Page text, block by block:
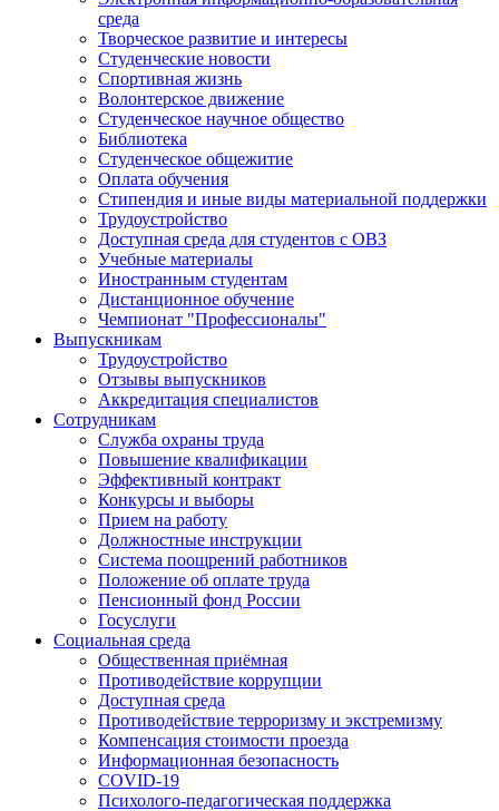
среда
Творческое развитие и интересы
Студенческие новости
Спортивная жизнь
Волонтерское движение
Студенческое научное общество
Библиотека
Студенческое общежитие
Оплата обучения
Стипендия и иные виды материальной поддержки
Трудоустройство
Доступная среда для студентов с ОВЗ
Учебные материалы
Иностранным студентам
Дистанционное обучение
Чемпионат "Профессионалы"
Выпускникам
Трудоустройство
Отзывы выпускников
Аккредитация специалистов
Сотрудникам
Служба охраны труда
Повышение квалификации
Эффективный контракт
Конкурсы и выборы
Прием на работу
Должностные инструкции
Система поощрений работников
Положение об оплате труда
Пенсионный фонд России
Госуслуги
Социальная среда
Общественная приёмная
Противодействие коррупции
Доступная среда
Противодействие терроризму и экстремизму
Компенсация стоимости проезда
Информационная безопасность
COVID-19
Психолого-педагогическая поддержка